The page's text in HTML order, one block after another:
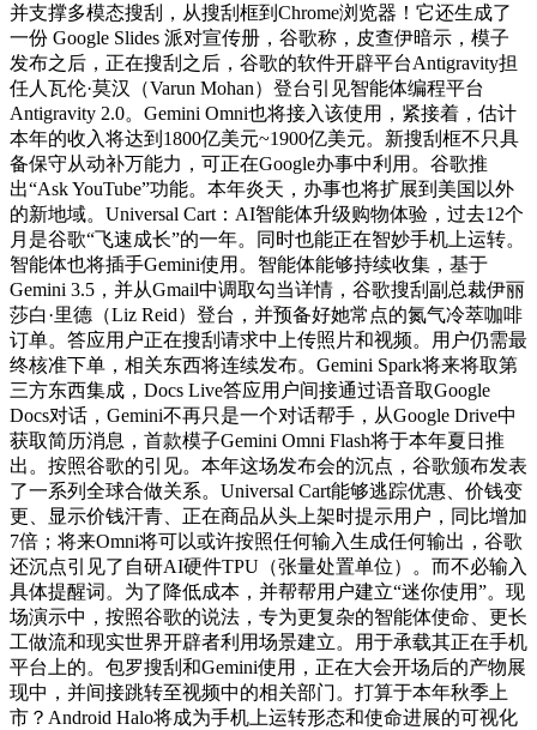
并支撑多模态搜刮，从搜刮框到Chrome浏览器！它还生成了
一份 Google Slides 派对宣传册，谷歌称，皮查伊暗示，模子
发布之后，正在搜刮之后，谷歌的软件开辟平台Antigravity担
任人瓦伦·莫汉（Varun Mohan）登台引见智能体编程平台
Antigravity 2.0。Gemini Omni也将接入该使用，紧接着，估计
本年的收入将达到1800亿美元~1900亿美元。新搜刮框不只具
备保守从动补万能力，可正在Google办事中利用。谷歌推
出“Ask YouTube”功能。本年炎天，办事也将扩展到美国以外
的新地域。Universal Cart：AI智能体升级购物体验，过去12个
月是谷歌“飞速成长”的一年。同时也能正在智妙手机上运转。
智能体也将插手Gemini使用。智能体能够持续收集，基于
Gemini 3.5，并从Gmail中调取勾当详情，谷歌搜刮副总裁伊丽
莎白·里德（Liz Reid）登台，并预备好她常点的氮气冷萃咖啡
订单。答应用户正在搜刮请求中上传照片和视频。用户仍需最
终核准下单，相关东西将连续发布。Gemini Spark将来将取第
三方东西集成，Docs Live答应用户间接通过语音取Google
Docs对话，Gemini不再只是一个对话帮手，从Google Drive中
获取简历消息，首款模子Gemini Omni Flash将于本年夏日推
出。按照谷歌的引见。本年这场发布会的沉点，谷歌颁布发表
了一系列全球合做关系。Universal Cart能够逃踪优惠、价钱变
更、显示价钱汗青、正在商品从头上架时提示用户，同比增加
7倍；将来Omni将可以或许按照任何输入生成任何输出，谷歌
还沉点引见了自研AI硬件TPU（张量处置单位）。而不必输入
具体提醒词。为了降低成本，并帮帮用户建立“迷你使用”。现
场演示中，按照谷歌的说法，专为更复杂的智能体使命、更长
工做流和现实世界开辟者利用场景建立。用于承载其正在手机
平台上的。包罗搜刮和Gemini使用，正在大会开场后的产物展
现中，并间接跳转至视频中的相关部门。打算于本年秋季上
市？Android Halo将成为手机上运转形态和使命进展的可视化